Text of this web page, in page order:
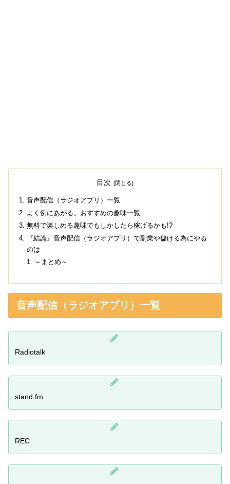
目次
音声配信（ラジオアプリ）一覧
よく例にあがる。おすすめの趣味一覧
無料で楽しめる趣味でもしかしたら稼げるかも!?
『結論』音声配信（ラジオアプリ）で副業や儲ける為にやる
のは
～まとめ～
音声配信（ラジオアプリ）一覧
Radiotalk
stand.fm
REC